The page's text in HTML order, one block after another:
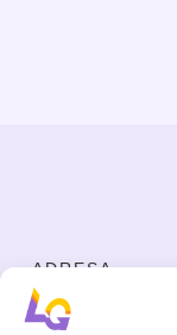
ADRESA